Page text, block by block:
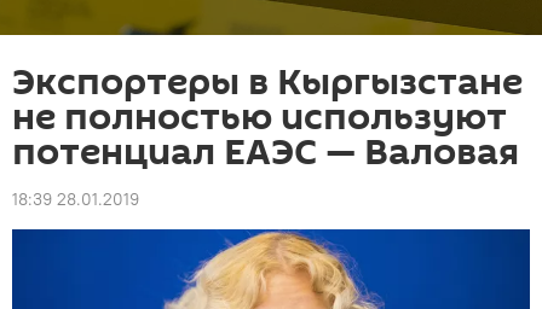
Экспортеры в Кыргызстане
не полностью используют
потенциал ЕАЭС — Валовая
18:39 28.01.2019